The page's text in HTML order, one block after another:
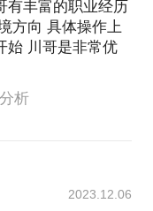
有丰富的职业经历
方向 具体操作上
始 川哥是非常优
析
2023.12.06